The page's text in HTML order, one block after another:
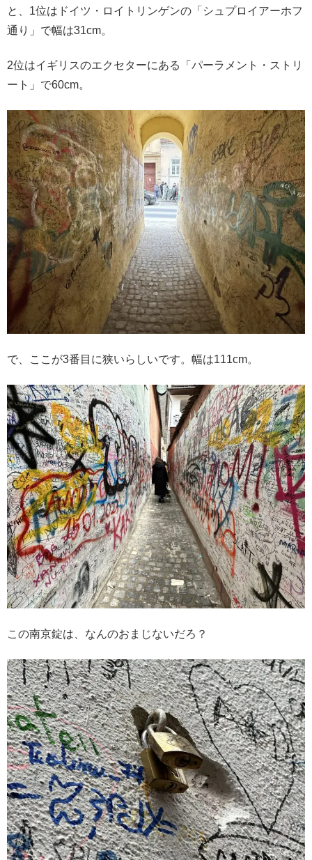
と、1位はドイツ・ロイトリンゲンの「シュプロイアーホフ
通り」で幅は31cm。
2位はイギリスのエクセターにある「パーラメント・ストリ
ート」で60cm。
で、ここが3番目に狭いらしいです。幅は111cm。
この南京錠は、なんのおまじないだろ？